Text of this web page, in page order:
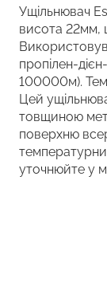
Ущільнювач
висота 22мм,
пропілен-
100000м).
Цей
товщиною
поверхню
уточнюйте у